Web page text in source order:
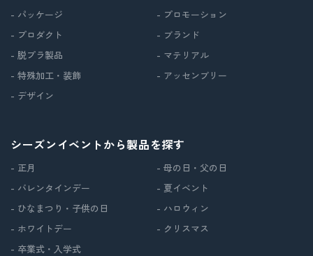
- パッケージ
- プロダクト
- 脱プラ製品
- 特殊加工・装飾
- デザイン
- プロモーション
- ブランド
- マテリアル
- アッセンブリー
シーズンイベントから製品を探す
- 正月
- バレンタインデー
- ひなまつり・子供の日
- ホワイトデー
- 卒業式・入学式
- 母の日・父の日
- 夏イベント
- ハロウィン
- クリスマス